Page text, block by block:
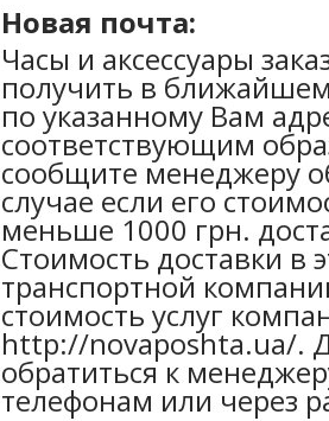
Новая почта:
Часы и аксессуары
получить в
по указанному Вам
соответствующим
сообщите менеджеру
случае если его
меньше 1000 грн.
Стоимость доставки в
транспортной
стоимость услуг
http://novaposhta.ua/.
обратиться к
телефонам или через